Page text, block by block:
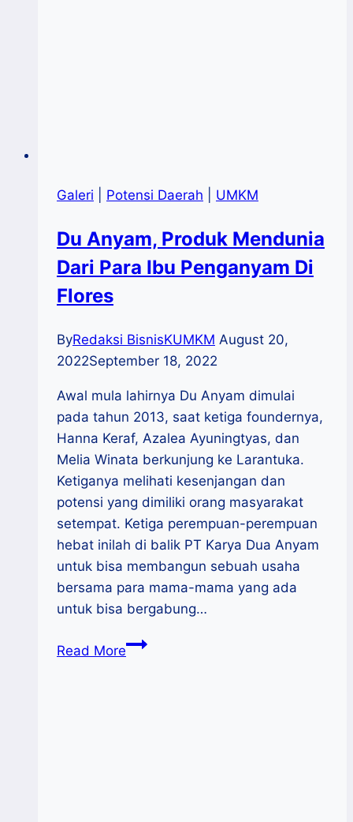
Galeri Potensi Daerah UMKM
Du Anyam, Produk Mendunia
Dari Para Ibu Penganyam Di
Flores
ByRedaksi BisnisKUMKM August 20,
2022September 18, 2022
Awal mula lahirnya Du Anyam dimulai
pada tahun 2013, saat ketiga foundernya,
Hanna Keraf, Azalea Ayuningtyas, dan
Melia Winata berkunjung ke Larantuka.
Ketiganya melihati kesenjangan dan
potensi yang dimiliki orang masyarakat
setempat. Ketiga perempuan-perempuan
hebat inilah di balik PT Karya Dua Anyam
untuk bisa membangun sebuah usaha
bersama para mama-mama yang ada
untuk bisa bergabung…
Read MoreDu